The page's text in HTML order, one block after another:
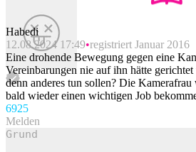
Habedi
12.08.2024 17:49 registriert Januar 2016
Eine drohende Bewegung gegen eine
Vereinbarungen nie auf ihn hätte
denn anderes tun sollen? Die
bald wieder einen wichtigen Job
6925
Melden